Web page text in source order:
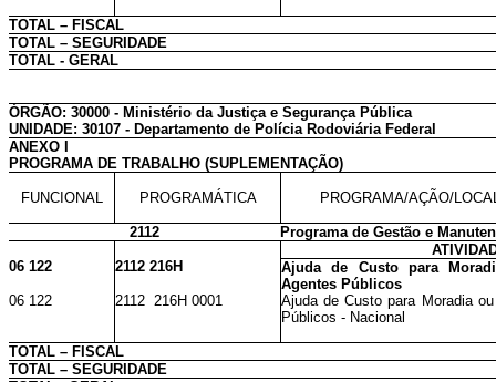
TOTAL – FISCAL
TOTAL – SEGURIDADE
TOTAL - GERAL
ÓRGÃO: 30000 - Ministério da Justiça e Segurança Pública
UNIDADE: 30107 - Departamento de Polícia Rodoviária Federal
ANEXO I
PROGRAMA DE TRABALHO (SUPLEMENTAÇÃO)
FUNCIONAL PROGRAMÁTICA PROGRAMA/AÇÃO/
2112
Programa de Gestão e
06 122
2112 216H
Ajuda de Custo para
Agentes Públicos
06 122
2112 216H 0001
Ajuda de Custo para Moradia
Públicos - Nacional
TOTAL – FISCAL
TOTAL – SEGURIDADE